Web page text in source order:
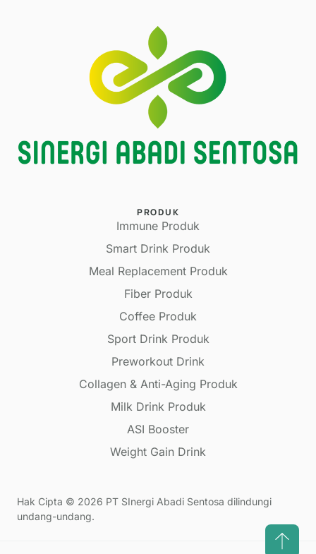
PRODUK
Immune Produk
Smart Drink Produk
Meal Replacement Produk
Fiber Produk
Coffee Produk
Sport Drink Produk
Preworkout Drink
Collagen & Anti-Aging Produk
Milk Drink Produk
ASI Booster
Weight Gain Drink
Hak Cipta © 2026 PT SInergi Abadi Sentosa dilindungi
undang-undang.